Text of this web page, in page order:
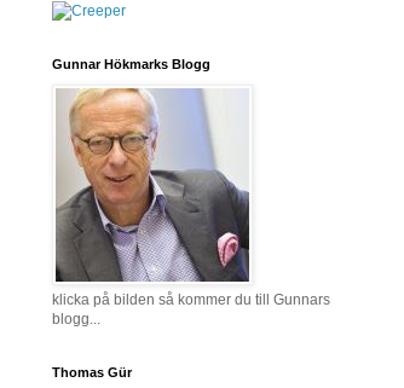
Gunnar Hökmarks Blogg
klicka på bilden så kommer du till Gunnars
blogg...
Thomas Gür